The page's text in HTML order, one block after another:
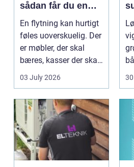
sådan får du en
tryg og effektiv
flytning
En flytning kan hurtigt
føles uoverskuelig. Der
er møbler, der skal
bæres, kasser der skal
pakkes, o...
03 July 2026